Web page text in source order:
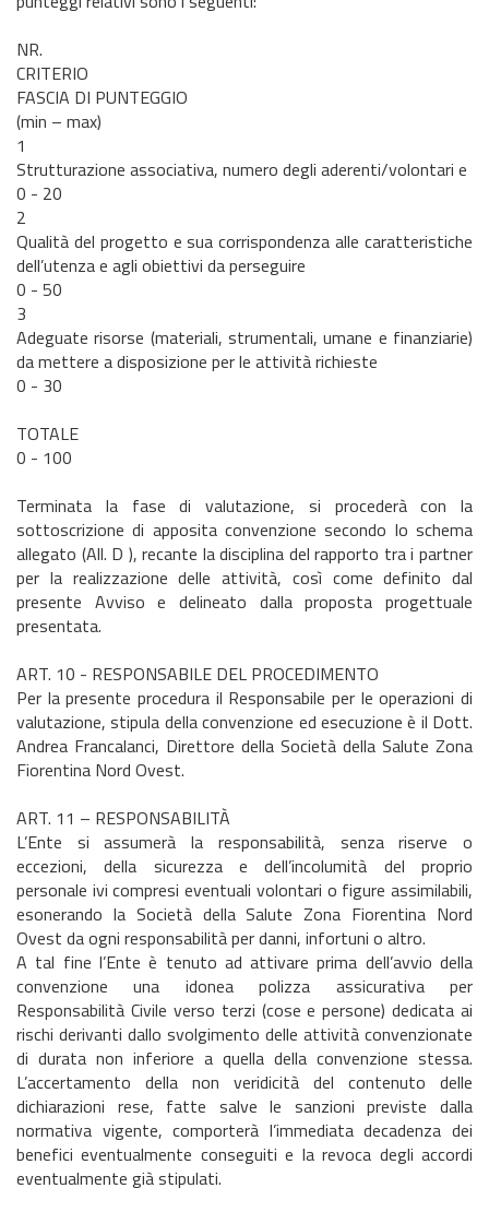
NR.
CRITERIO
FASCIA DI PUNTEGGIO
(min – max)
1
Strutturazione associativa, numero degli aderenti/volontari e
0 - 20
2
Qualità del progetto e sua corrispondenza alle caratteristiche
dell’utenza e agli obiettivi da perseguire
0 - 50
3
Adeguate risorse (materiali, strumentali, umane e finanziarie)
da mettere a disposizione per le attività richieste
0 - 30
TOTALE
0 - 100
Terminata la fase di valutazione, si procederà con la
sottoscrizione di apposita convenzione secondo lo schema
allegato (All. D ), recante la disciplina del rapporto tra i partner
per la realizzazione delle attività, così come definito dal
presente Avviso e delineato dalla proposta progettuale
presentata.
ART. 10 - RESPONSABILE DEL PROCEDIMENTO
Per la presente procedura il Responsabile per le operazioni di
valutazione, stipula della convenzione ed esecuzione è il Dott.
Andrea Francalanci, Direttore della Società della Salute Zona
Fiorentina Nord Ovest.
ART. 11 – RESPONSABILITÀ
L’Ente si assumerà la responsabilità, senza riserve o
eccezioni, della sicurezza e dell’incolumità del proprio
personale ivi compresi eventuali volontari o figure assimilabili,
esonerando la Società della Salute Zona Fiorentina Nord
Ovest da ogni responsabilità per danni, infortuni o altro.
A tal fine l’Ente è tenuto ad attivare prima dell’avvio della
convenzione una idonea polizza assicurativa per
Responsabilità Civile verso terzi (cose e persone) dedicata ai
rischi derivanti dallo svolgimento delle attività convenzionate
di durata non inferiore a quella della convenzione stessa.
L’accertamento della non veridicità del contenuto delle
dichiarazioni rese, fatte salve le sanzioni previste dalla
normativa vigente, comporterà l’immediata decadenza dei
benefici eventualmente conseguiti e la revoca degli accordi
eventualmente già stipulati.